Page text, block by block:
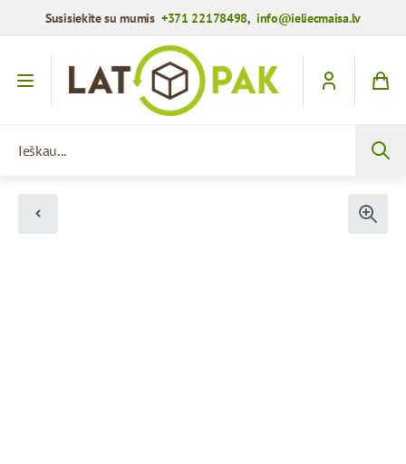
Susisiekite su mumis+371 22178498, info@ieliecmaisa.lv